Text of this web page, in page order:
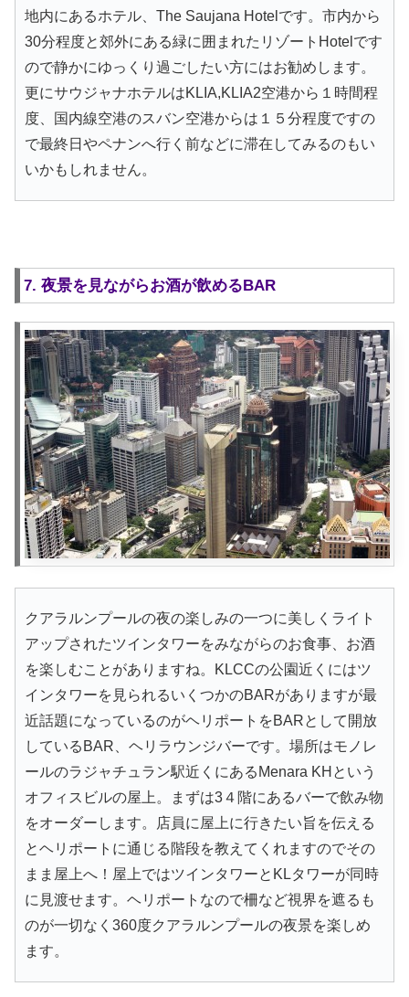
地内にあるホテル、The Saujana Hotelです。市内から
30分程度と郊外にある緑に囲まれたリゾートHotelです
ので静かにゆっくり過ごしたい方にはお勧めします。
更にサウジャナホテルはKLIA,KLIA2空港から１時間程
度、国内線空港のスバン空港からは１５分程度ですの
で最終日やペナンへ行く前などに滞在してみるのもい
いかもしれません。
7. 夜景を見ながらお酒が飲めるBAR
クアラルンプールの夜の楽しみの一つに美しくライト
アップされたツインタワーをみながらのお食事、お酒
を楽しむことがありますね。KLCCの公園近くにはツ
インタワーを見られるいくつかのBARがありますが最
近話題になっているのがヘリポートをBARとして開放
しているBAR、ヘリラウンジバーです。場所はモノレ
ールのラジャチュラン駅近くにあるMenara KHという
オフィスビルの屋上。まずは3４階にあるバーで飲み物
をオーダーします。店員に屋上に行きたい旨を伝える
とヘリポートに通じる階段を教えてくれますのでその
まま屋上へ！屋上ではツインタワーとKLタワーが同時
に見渡せます。ヘリポートなので柵など視界を遮るも
のが一切なく360度クアラルンプールの夜景を楽しめ
ます。